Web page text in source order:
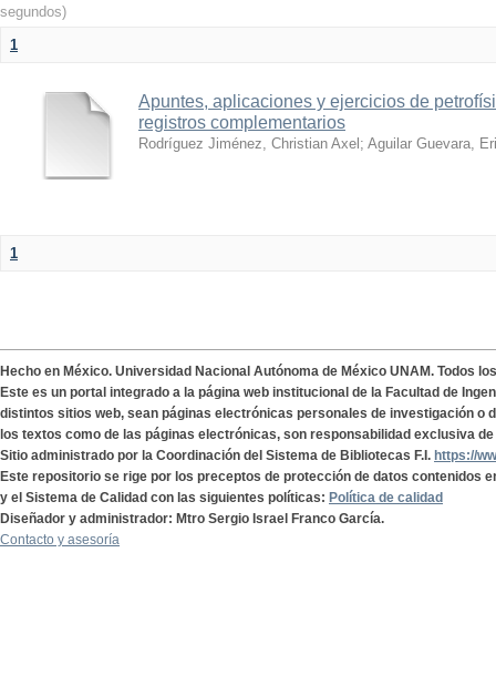
segundos)
1
Apuntes, aplicaciones y ejercicios de
registros complementarios
Rodríguez Jiménez, Christian Axel ; Aguilar Guevara,
1
Hecho en México. Universidad Nacional Autónoma de México UNAM. Todos
Este es un portal integrado a la página web institucional de la Facultad de
distintos sitios web, sean páginas electrónicas personales de investigación o
los textos como de las páginas electrónicas, son responsabilidad exclusiva
Sitio administrado por la Coordinación del Sistema de Bibliotecas F.I. https://
Este repositorio se rige por los preceptos de protección de datos contenidos
y el Sistema de Calidad con las siguientes políticas: Política de calidad
Diseñador y administrador: Mtro Sergio Israel Franco García.
Contacto y asesoría